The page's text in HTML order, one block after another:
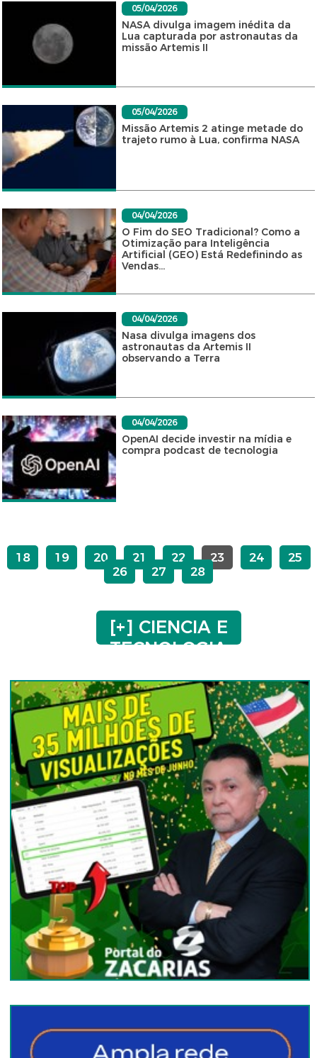
05/04/2026
NASA divulga imagem inédita da
Lua capturada por astronautas da
missão Artemis II
05/04/2026
Missão Artemis 2 atinge metade do
trajeto rumo à Lua, confirma NASA
04/04/2026
O Fim do SEO Tradicional? Como a
Otimização para Inteligência
Artificial (GEO) Está Redefinindo as
Vendas...
04/04/2026
Nasa divulga imagens dos
astronautas da Artemis II
observando a Terra
04/04/2026
OpenAI decide investir na mídia e
compra podcast de tecnologia
18 19 20 21 22 23 24
25
26
27 28
[+] CIENCIA E
TECNOLOGIA